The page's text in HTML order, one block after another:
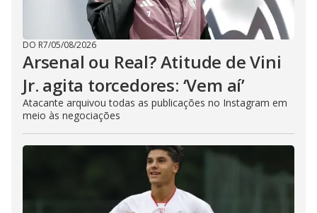
DO R7/05/08/2026
Arsenal ou Real? Atitude de Vini
Jr. agita torcedores: ‘Vem aí’
Atacante arquivou todas as publicações no Instagram em
meio às negociações